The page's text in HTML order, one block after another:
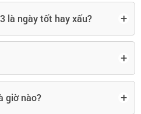
là ngày tốt hay xấu? +
+
giờ nào? +